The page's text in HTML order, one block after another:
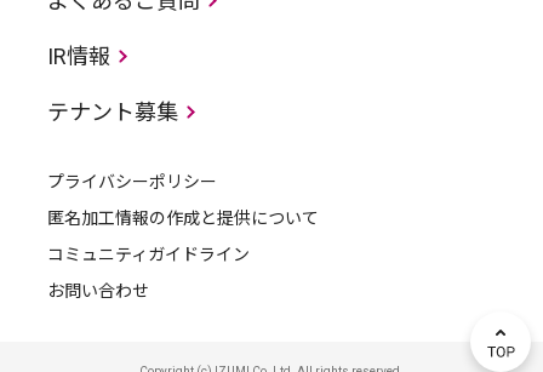
IR情報
テナント募集
プライバシーポリシー
匿名加工情報の作成と提供について
コミュニティガイドライン
お問い合わせ